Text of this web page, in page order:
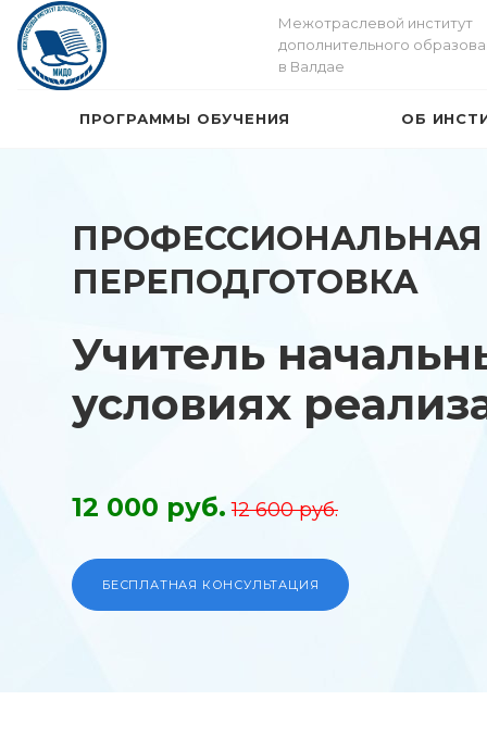
Межотраслевой институт
дополнительного
в Валдае
ПРОГРАММЫ ОБУЧЕНИЯ ОБ
ПРОФЕССИОНАЛЬНАЯ
ПЕРЕПОДГОТОВКА
Учитель
условиях
12 000 руб. 12 600 руб.
БЕСПЛАТНАЯ КОНСУЛЬТАЦИЯ